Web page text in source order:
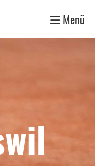
Menü